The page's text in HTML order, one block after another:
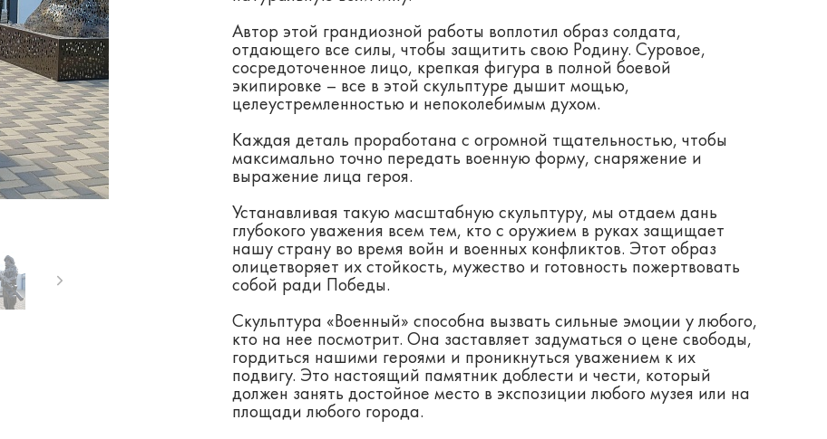
Автор этой грандиозной работы воплотил образ солдата,
отдающего все силы, чтобы защитить свою Родину. Суровое,
сосредоточенное лицо, крепкая фигура в полной боевой
экипировке – все в этой скульптуре дышит мощью,
целеустремленностью и непоколебимым духом.
Каждая деталь проработана с огромной тщательностью, чтобы
максимально точно передать военную форму, снаряжение и
выражение лица героя.
Устанавливая такую масштабную скульптуру, мы отдаем дань
глубокого уважения всем тем, кто с оружием в руках защищает
нашу страну во время войн и военных конфликтов. Этот образ
олицетворяет их стойкость, мужество и готовность пожертвовать
собой ради Победы.
Скульптура «Военный» способна вызвать сильные эмоции у любого,
кто на нее посмотрит. Она заставляет задуматься о цене свободы,
гордиться нашими героями и проникнуться уважением к их
подвигу. Это настоящий памятник доблести и чести, который
должен занять достойное место в экспозиции любого музея или на
площади любого города.